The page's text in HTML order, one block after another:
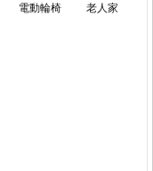
電動輪椅 老人家